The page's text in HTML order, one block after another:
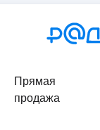
Прямая
продажа